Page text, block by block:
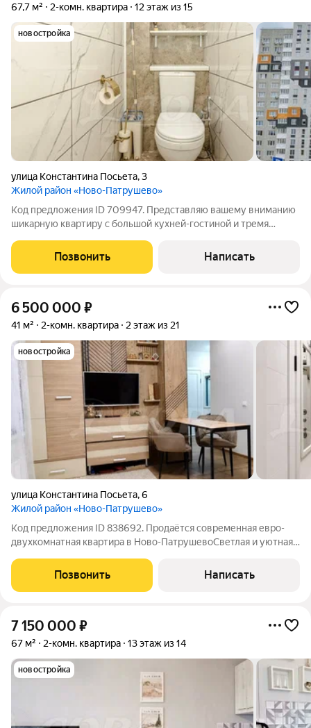
67,7 м² 2-комн. квартира 12 этаж из 15
новостройка
улица Константина Посьета,3
Жилой район «Ново-Патрушево»
Код предложения ID 709947. Представляю вашему вниманию
шикарную квартиру с большой кухней-гостиной и тремя
связи с расширением. В квартире сделан качественный
ремонт с дорогостоящими
Позвонить Написать
6 500 000 ₽
41 м² 2-комн. квартира 2 этаж из 21
новостройка
улица Константина Посьета,6
Жилой район «Ново-Патрушево»
Код предложения ID 838692. Продаётся современная евро-
двухкомнатная квартира в Ново-ПатрушевоСветлая и уютная
включает просторную кухню-гостиную, отдельную спальню и
большую лоджию, которую можно
Позвонить Написать
7 150 000 ₽
67 м² 2-комн. квартира 13 этаж из 14
новостройка